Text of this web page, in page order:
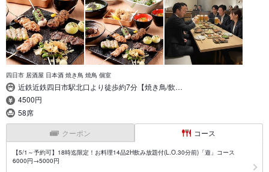
四日市 居酒屋 日本酒 焼き鳥 焼鳥 個室
近鉄近鉄四日市駅北口より徒歩約7分【焼き鳥/飲…
4500円
58席
クーポン コース
【5/1～予約可】18時迄限定！お料理14品2H飲み放題付(L.O.30分前)「遊」コース
6000円→5000円